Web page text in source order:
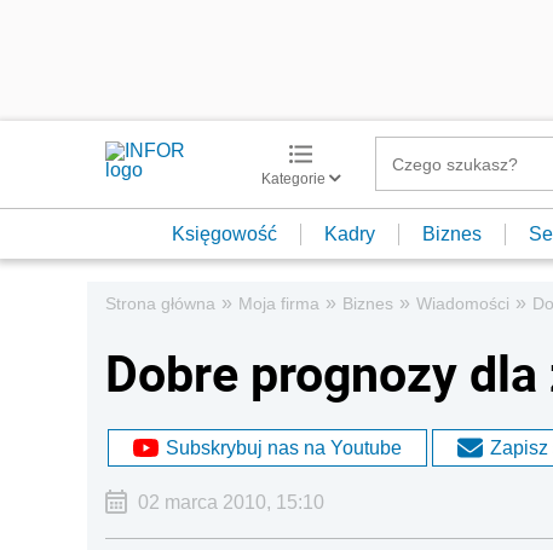
Kategorie
Księgowość Kadry Biznes
Strona główna » Moja firma » Biznes » Wiadomości »
Dobre prognozy dla
Subskrybuj nas na Youtube Zapisz
02 marca 2010, 15:10